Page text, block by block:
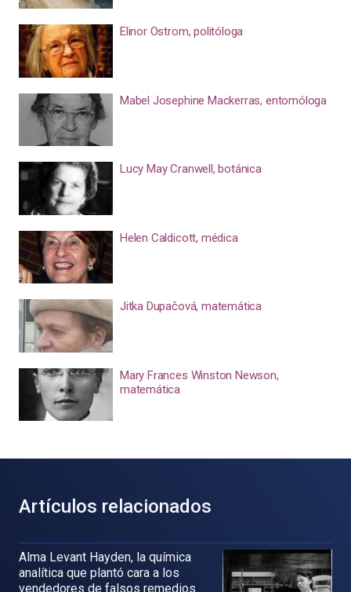
Elinor Ostrom, politóloga
Mabel Josephine Mackerras, entomóloga
Lucy May Cranwell, botánica
Helen Caldicott, médica
Jitka Dupačová, matemática
Mary Frances Winston Newson,
matemática
Artículos relacionados
Alma Levant Hayden, la química
analítica que plantó cara a los
vendedores de falsos remedios